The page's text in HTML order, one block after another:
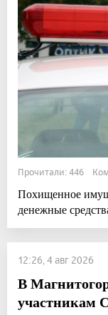
Прочитали: 446
Похищенное
денежные
12:26, 4 авг 2026
В
участникам